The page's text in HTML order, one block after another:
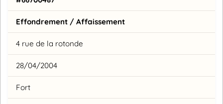
Effondrement / Affaissement
4 rue de la rotonde
28/04/2004
Fort